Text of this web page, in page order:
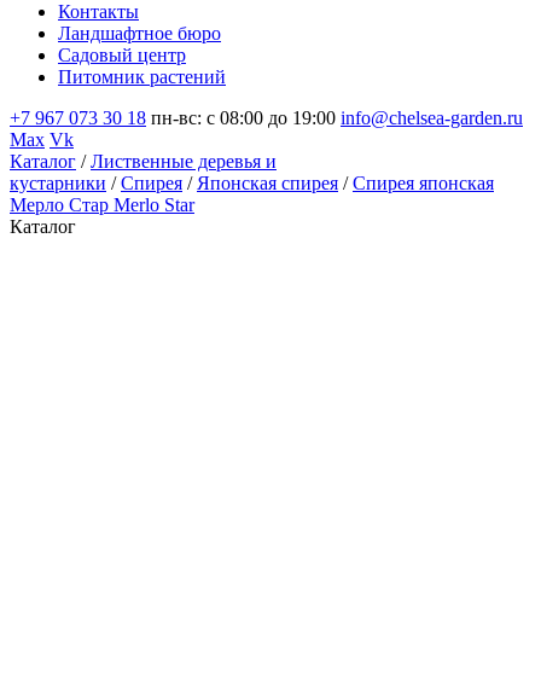
Контакты
Ландшафтное бюро
Садовый центр
Питомник растений
+7 967 073 30 18 пн-вс: с 08:00 до 19:00 info@chelsea-garden.ru
Max Vk
Каталог /Лиственные деревья и
кустарники /Спирея / Японская спирея /Спирея японская
Мерло Стар Merlo Star
Каталог